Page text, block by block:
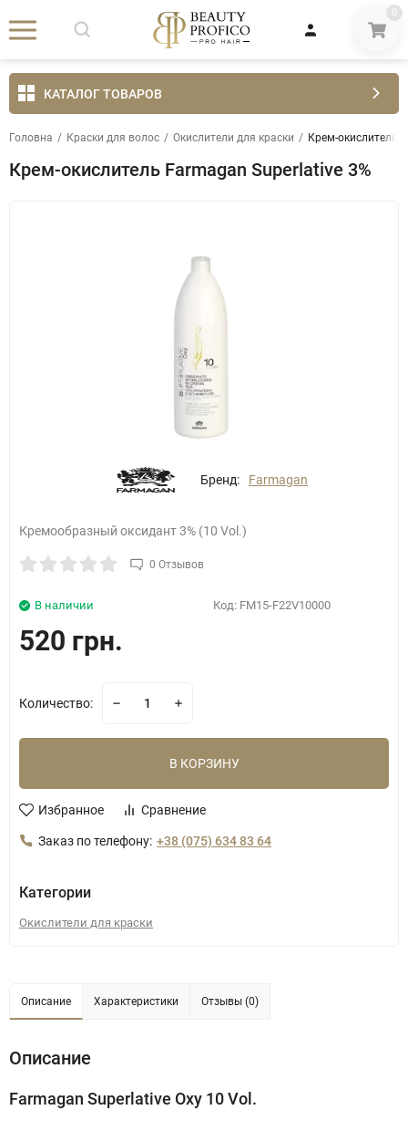
0
КАТАЛОГ ТОВАРОВ
Головна / Краски для волос / Окислители для краски / Крем-окислитель
Крем-окислитель Farmagan Superlative 3%
Бренд: Farmagan
Кремообразный оксидант 3% (10 Vol.)
0 Отзывов
Код: FM15-F22V10000
В наличии
520 грн.
Количество:
В КОРЗИНУ
Избранное Сравнение
Заказ по телефону: +38 (075) 634 83 64
Категории
Окислители для краски
Описание Характеристики Отзывы (0)
Описание
Farmagan Superlative Oxy 10 Vol.